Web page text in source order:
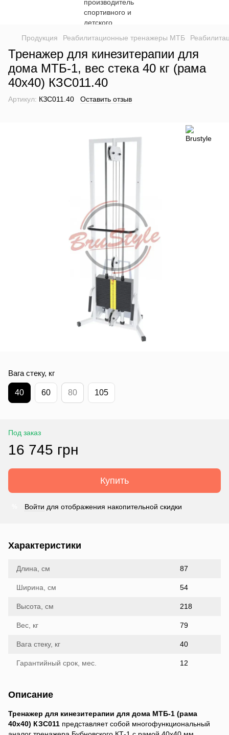
Продукция Реабилитационные тренажеры МТБ
Тренажер для кинезитерапии для
дома МТБ-1, вес стека 40 кг (рама
40х40) КЗС011.40
Артикул: КЗС011.40 Оставить отзыв
Вага стеку, кг
40 60 80 105
Под заказ
16 745 грн
Купить
Войти для отображения накопительной скидки
Характеристики
Длина, см 87
Ширина, см 54
Высота, см 218
Вес, кг 79
Вага стеку, кг 40
Гарантийный срок, мес. 12
Описание
Тренажер для кинезитерапии для дома МТБ-1 (рама
40х40) КЗС011 представляет собой многофункциональный